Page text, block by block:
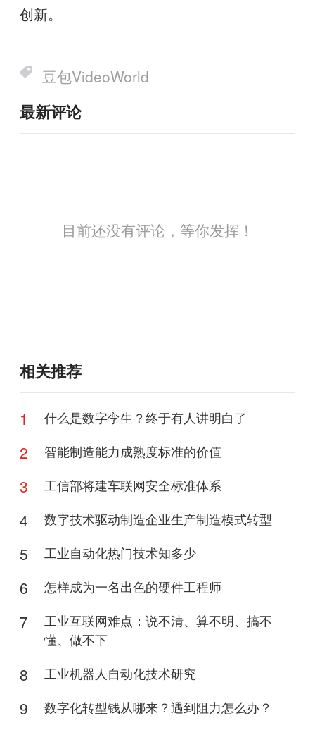
创新。
豆包VideoWorld
最新评论
目前还没有评论，等你发挥！
相关推荐
1 什么是数字孪生？终于有人讲明白了
2 智能制造能力成熟度标准的价值
3 工信部将建车联网安全标准体系
4 数字技术驱动制造企业生产制造模式转型
5 工业自动化热门技术知多少
6 怎样成为一名出色的硬件工程师
7
工业互联网难点：说不清、算不明、搞不
懂、做不下
8 工业机器人自动化技术研究
9 数字化转型钱从哪来？遇到阻力怎么办？